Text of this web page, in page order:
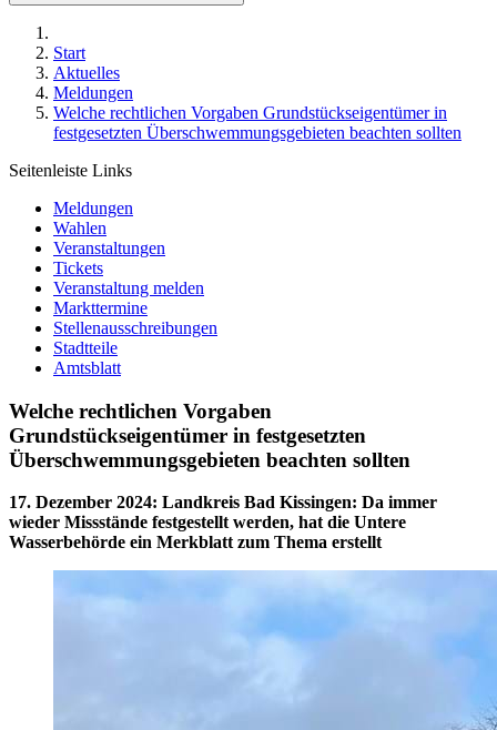
Start
Aktuelles
Meldungen
Welche rechtlichen Vorgaben Grundstückseigentümer in
festgesetzten Überschwemmungsgebieten beachten sollten
Seitenleiste Links
Meldungen
Wahlen
Veranstaltungen
Tickets
Veranstaltung melden
Markttermine
Stellenausschreibungen
Stadtteile
Amtsblatt
Welche rechtlichen Vorgaben
Grundstückseigentümer in festgesetzten
Überschwemmungsgebieten beachten sollten
17. Dezember 2024: Landkreis Bad Kissingen: Da immer
wieder Missstände festgestellt werden, hat die Untere
Wasserbehörde ein Merkblatt zum Thema erstellt